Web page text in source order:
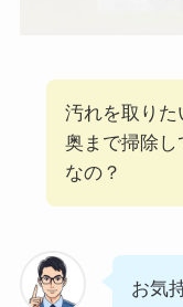
汚れを取り
奥まで掃除
なの？
お気